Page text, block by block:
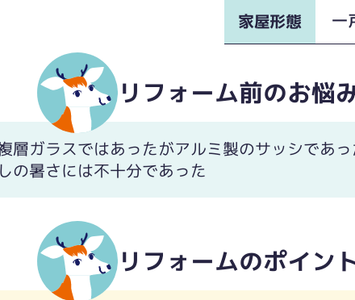
家屋形態 一
リフォーム前のお悩
層ガラスではあったがアルミ製のサッシであ
の暑さには不十分であった
リフォームのポイン